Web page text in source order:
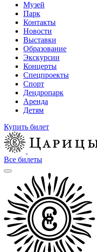
Музей
Парк
Контакты
Новости
Выставки
Образование
Экскурсии
Концерты
Спецпроекты
Спорт
Дендропарк
Аренда
Детям
Купить билет
Все билеты